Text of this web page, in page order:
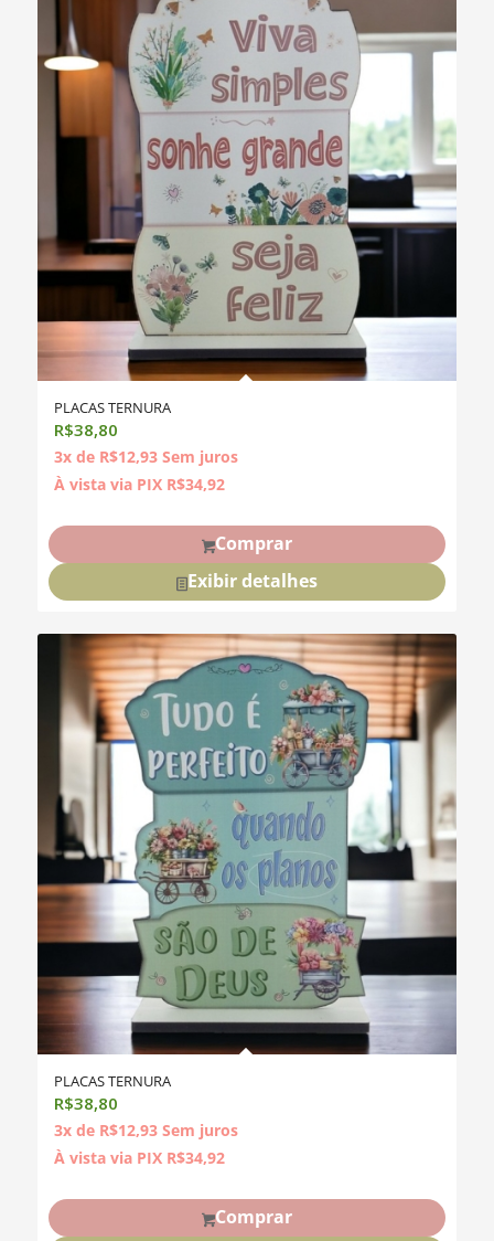
PLACAS TERNURA
R$38,80
3x de R$12,93 Sem juros
À vista via PIX R$34,92
Comprar
Exibir detalhes
PLACAS TERNURA
R$38,80
3x de R$12,93 Sem juros
À vista via PIX R$34,92
Comprar